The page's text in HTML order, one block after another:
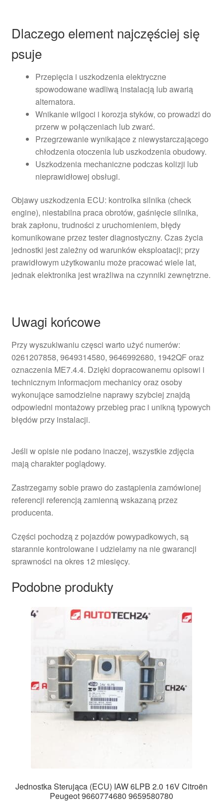
Dlaczego element najczęściej się
psuje
Przepięcia i uszkodzenia elektryczne
spowodowane wadliwą instalacją lub awarią
alternatora.
Wnikanie wilgoci i korozja styków, co prowadzi do
przerw w połączeniach lub zwarć.
Przegrzewanie wynikające z niewystarczającego
chłodzenia otoczenia lub uszkodzenia obudowy.
Uszkodzenia mechaniczne podczas kolizji lub
nieprawidłowej obsługi.
Objawy uszkodzenia ECU: kontrolka silnika (check
engine), niestabilna praca obrotów, gaśnięcie silnika,
brak zapłonu, trudności z uruchomieniem, błędy
komunikowane przez tester diagnostyczny. Czas życia
jednostki jest zależny od warunków eksploatacji; przy
prawidłowym użytkowaniu może pracować wiele lat,
jednak elektronika jest wrażliwa na czynniki zewnętrzne.
Uwagi końcowe
Przy wyszukiwaniu częsci warto użyć numerów:
0261207858, 9649314580, 9646992680, 1942QF oraz
oznaczenia ME7.4.4. Dzięki dopracowanemu opisowi i
technicznym informacjom mechanicy oraz osoby
wykonujące samodzielne naprawy szybciej znajdą
odpowiedni montażowy przebieg prac i unikną typowych
błędów przy instalacji.
Jeśli w opisie nie podano inaczej, wszystkie zdjęcia
mają charakter poglądowy.
Zastrzegamy sobie prawo do zastąpienia zamówionej
referencji referencją zamienną wskazaną przez
producenta.
Części pochodzą z pojazdów powypadkowych, są
starannie kontrolowane i udzielamy na nie gwarancji
sprawności na okres 12 miesięcy.
Podobne produkty
Jednostka Sterująca (ECU) IAW 6LPB 2.0 16V Citroën
Peugeot 9660774680 9659580780